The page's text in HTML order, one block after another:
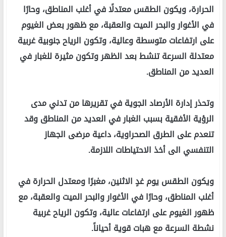
الحرارة، ويكون الطقس معتدلًا في أغلب المناطق، وحارًا
في الأغوار والبحر الميت والعقبة، مع ظهور بعض الغيوم
على ارتفاعات متوسطة وعالية، وتكون الرياح جنوبية غربية
معتدلة السرعة تنشط بعد الظهر وتكون مثيرة للغبار في
العديد من المناطق.
وتحذر إدارة الأرصاد الجوية في تقريرها من تدني مدى
الرؤية الأفقية بسبب الغبار في العديد من المناطق وقد
تنعدم على الطرق الصحراوية، داعية مرضى الجهاز
التنفسي الى أخذ الاحتياطات اللازمة.
ويكون الطقس يوم غدٍ الاثنين، مغبرًا ومعتدل الحرارة في
أغلب المناطق، وحارًا في الأغوار والبحر الميت والعقبة، مع
ظهور الغيوم على ارتفاعات عالية، وتكون الرياح غربية
نشطة السرعة مع هبات قوية أحياناً.